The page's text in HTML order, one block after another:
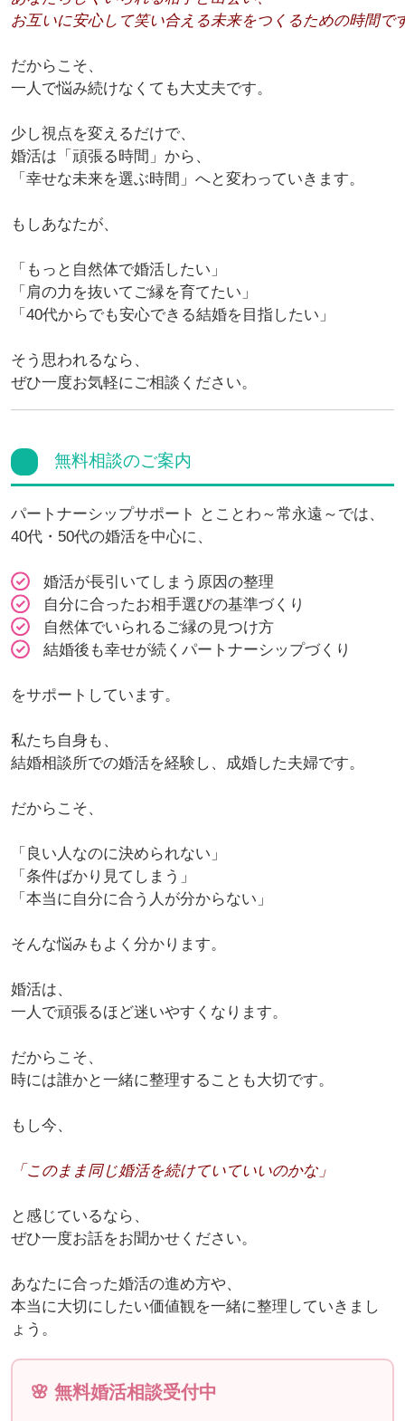
お互いに安心して笑い合える未来をつくるための時間で
だからこそ、
一人で悩み続けなくても大丈夫です。
少し視点を変えるだけで、
婚活は「頑張る時間」から、
「幸せな未来を選ぶ時間」へと変わっていきます。
もしあなたが、
「もっと自然体で婚活したい」
「肩の力を抜いてご縁を育てたい」
「40代からでも安心できる結婚を目指したい」
そう思われるなら、
ぜひ一度お気軽にご相談ください。
無料相談のご案内
パートナーシップサポート とことわ～常永遠～では、
40代・50代の婚活を中心に、
婚活が長引いてしまう原因の整理
自分に合ったお相手選びの基準づくり
自然体でいられるご縁の見つけ方
結婚後も幸せが続くパートナーシップづくり
をサポートしています。
私たち自身も、
結婚相談所での婚活を経験し、成婚した夫婦です。
だからこそ、
「良い人なのに決められない」
「条件ばかり見てしまう」
「本当に自分に合う人が分からない」
そんな悩みもよく分かります。
婚活は、
一人で頑張るほど迷いやすくなります。
だからこそ、
時には誰かと一緒に整理することも大切です。
もし今、
「このまま同じ婚活を続けていていいのかな」
と感じているなら、
ぜひ一度お話をお聞かせください。
あなたに合った婚活の進め方や、
本当に大切にしたい価値観を一緒に整理していきまし
ょう。
🌸 無料婚活相談受付中